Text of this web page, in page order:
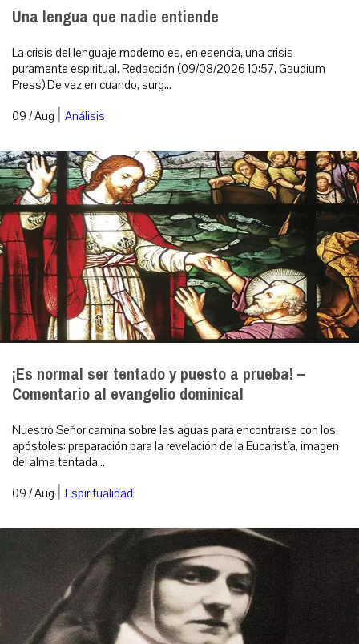
Una lengua que nadie entiende
La crisis del lenguaje moderno es, en esencia, una crisis
puramente espiritual. Redacción (09/08/2026 10:57, Gaudium
Press) De vez en cuando, surg...
09 / Aug | Análisis
¡Es normal ser tentado y puesto a prueba! –
Comentario al evangelio dominical
Nuestro Señor camina sobre las aguas para encontrarse con los
apóstoles: preparación para la revelación de la Eucaristía, imagen
del alma tentada...
09 / Aug | Espiritualidad